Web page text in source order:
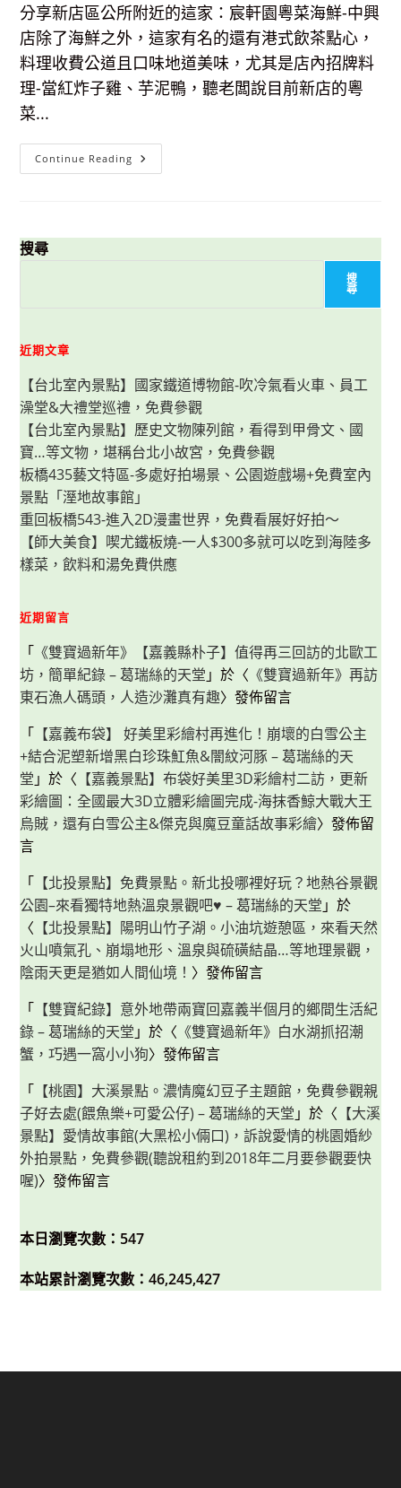
分享新店區公所附近的這家：宸軒園粵菜海鮮-中興
店除了海鮮之外，這家有名的還有港式飲茶點心，
料理收費公道且口味地道美味，尤其是店內招牌料
理-當紅炸子雞、芋泥鴨，聽老闆說目前新店的粵
菜...
Continue Reading 【新
店
園
印
象
深
刻，
可
訂
桌
菜
亦
可
單
點，
還
有
包
廂、
搜尋
搜
尋
近期文章
【台北室內景點】國家鐵道博物館-吹冷氣看火車、員工
澡堂&大禮堂巡禮，免費參觀
【台北室內景點】歷史文物陳列館，看得到甲骨文、國
寶…等文物，堪稱台北小故宮，免費參觀
板橋435藝文特區-多處好拍場景、公園遊戲場+免費室內
景點「溼地故事館」
重回板橋543-進入2D漫畫世界，免費看展好好拍～
【師大美食】喫尤鐵板燒-一人$300多就可以吃到海陸多
樣菜，飲料和湯免費供應
近期留言
「 《雙寶過新年》【嘉義縣朴子】值得再三回訪的北歐工
坊，簡單紀錄 – 葛瑞絲的天堂 」於〈 《雙寶過新年》再訪
東石漁人碼頭，人造沙灘真有趣〉發佈留言
「 【嘉義布袋】 好美里彩繪村再進化！崩壞的白雪公主
+結合泥塑新增黑白珍珠魟魚&闇紋河豚 – 葛瑞絲的天
堂 」於〈 【嘉義景點】布袋好美里3D彩繪村二訪，更新
彩繪圖：全國最大3D立體彩繪圖完成-海抹香鯨大戰大王
烏賊，還有白雪公主&傑克與魔豆童話故事彩繪〉發佈留
言
「 【北投景點】免費景點。新北投哪裡好玩？地熱谷景觀
公園–來看獨特地熱溫泉景觀吧♥ – 葛瑞絲的天堂 」於
〈 【北投景點】陽明山竹子湖。小油坑遊憩區，來看天然
火山噴氣孔、崩塌地形、溫泉與硫磺結晶…等地理景觀，
陰雨天更是猶如人間仙境！ 〉發佈留言
「 【雙寶紀錄】意外地帶兩寶回嘉義半個月的鄉間生活紀
錄 – 葛瑞絲的天堂 」於〈 《雙寶過新年》白水湖抓招潮
蟹，巧遇一窩小小狗〉發佈留言
「 【桃園】大溪景點。濃情魔幻豆子主題館，免費參觀親
子好去處(餵魚樂+可愛公仔) – 葛瑞絲的天堂 」於〈 【大溪
景點】愛情故事館(大黑松小倆口)，訴說愛情的桃園婚紗
外拍景點，免費參觀(聽說租約到2018年二月要參觀要快
喔)〉發佈留言
本日瀏覽次數：547
本站累計瀏覽次數：46,245,427